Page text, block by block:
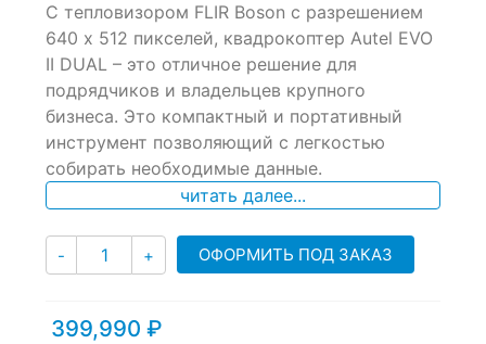
out
of
on
customer
ratings
С тепловизором FLIR Boson с разрешением
640 x 512 пикселей, квадрокоптер Autel EVO
II DUAL – это отличное решение для
подрядчиков и владельцев крупного
бизнеса. Это компактный и портативный
инструмент позволяющий с легкостью
собирать необходимые данные.
читать далее...
- Количество
+ ОФОРМИТЬ ПОД ЗАКАЗ
399,990 ₽